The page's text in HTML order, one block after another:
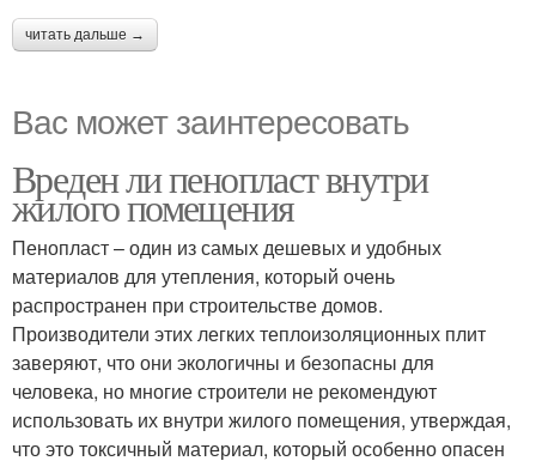
читать дальше →
Вас может заинтересовать
Вреден ли пенопласт внутри
жилого помещения
Пенопласт – один из самых дешевых и удобных
материалов для утепления, который очень
распространен при строительстве домов.
Производители этих легких теплоизоляционных плит
заверяют, что они экологичны и безопасны для
человека, но многие строители не рекомендуют
использовать их внутри жилого помещения, утверждая,
что это токсичный материал, который особенно опасен